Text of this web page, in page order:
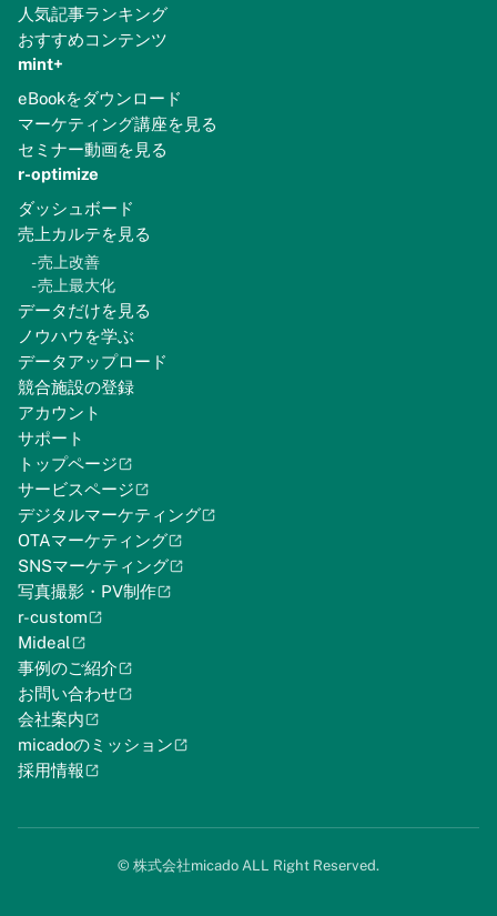
人気記事ランキング
おすすめコンテンツ
mint+
eBookをダウンロード
マーケティング講座を見る
セミナー動画を見る
r-optimize
ダッシュボード
売上カルテを見る
-売上改善
-売上最大化
データだけを見る
ノウハウを学ぶ
データアップロード
競合施設の登録
アカウント
サポート
トップページ
サービスページ
デジタルマーケティング
OTAマーケティング
SNSマーケティング
写真撮影・PV制作
r-custom
Mideal
事例のご紹介
お問い合わせ
会社案内
micadoのミッション
採用情報
©︎ 株式会社micado ALL Right Reserved.